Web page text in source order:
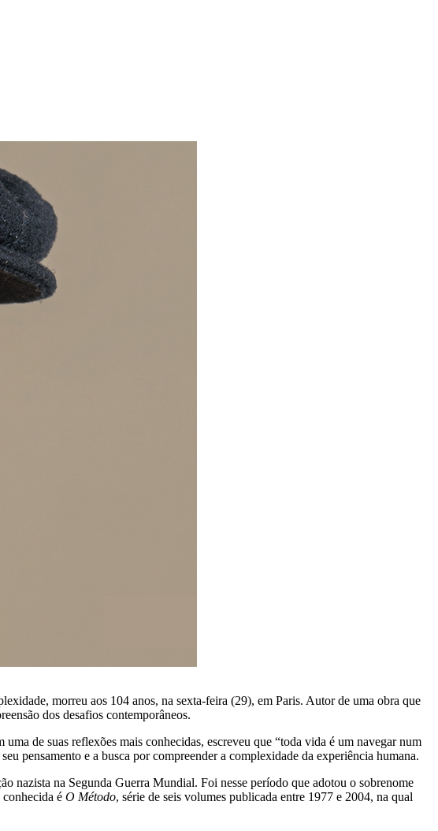
morreu aos 104 anos, na sexta-feira (29), em Paris. Autor de uma obra que
dos desafios contemporâneos.
de suas reflexões mais conhecidas, escreveu que “toda vida é um navegar num
pensamento e a busca por compreender a complexidade da experiência humana.
nazista na Segunda Guerra Mundial. Foi nesse período que adotou o sobrenome
é O Método, série de seis volumes publicada entre 1977 e 2004, na qual